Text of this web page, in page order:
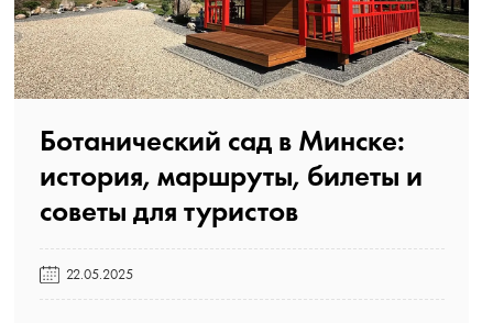
Ботанический сад в Минске:
история, маршруты, билеты и
советы для туристов️
22.05.2025